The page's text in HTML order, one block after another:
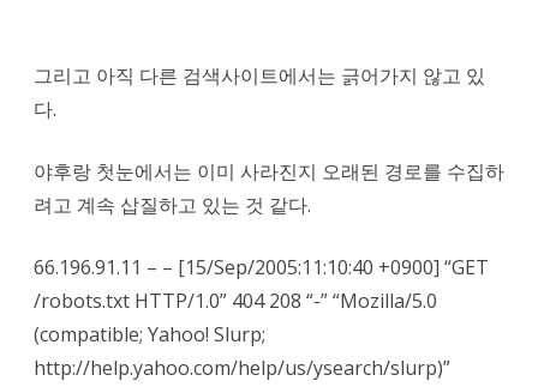
그리고 아직 다른 검색사이트에서는 긁어가지 않고 있
다.
야후랑 첫눈에서는 이미 사라진지 오래된 경로를 수집하
려고 계속 삽질하고 있는 것 같다.
66.196.91.11 – – [15/Sep/2005:11:10:40 +0900] “GET
/robots.txt HTTP/1.0” 404 208 “-” “Mozilla/5.0
(compatible; Yahoo! Slurp;
http://help.yahoo.com/help/us/ysearch/slurp)”